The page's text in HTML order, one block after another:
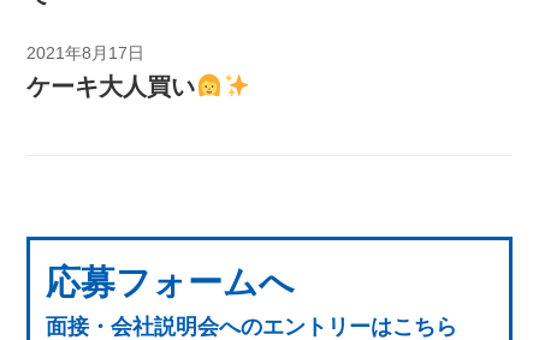
2021年8月17日
ケーキ大人買い
応募フォームへ
面接・会社説明会へのエントリーはこちら